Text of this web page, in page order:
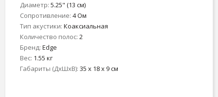
Диаметр: 5.25" (13 см)
Сопротивление: 4 Ом
Тип акустики: Коаксиальная
Количество полос: 2
Бренд: Edge
Вес: 1.55 кг
Габариты (ДхШхВ): 35 x 18 x 9 см